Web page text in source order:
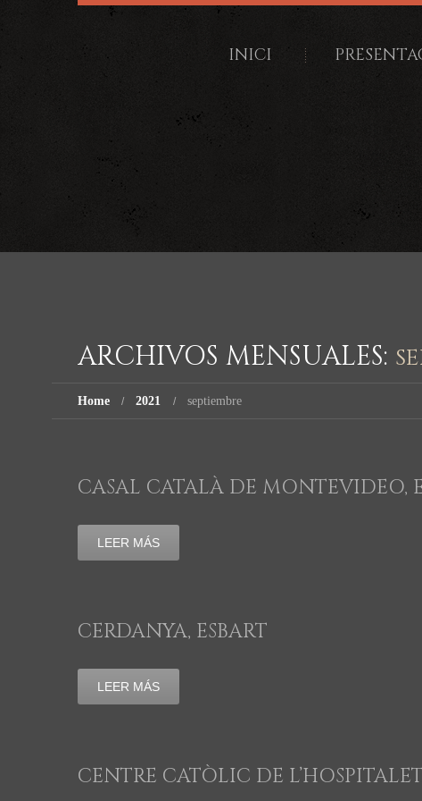
INICI
ARCHIVOS MENSUALES:
Home 2021 septiembre
CASAL CATALÀ DE MONTEVIDEO,
LEER MÁS
CERDANYA, ESBART
LEER MÁS
CENTRE CATÒLIC DE